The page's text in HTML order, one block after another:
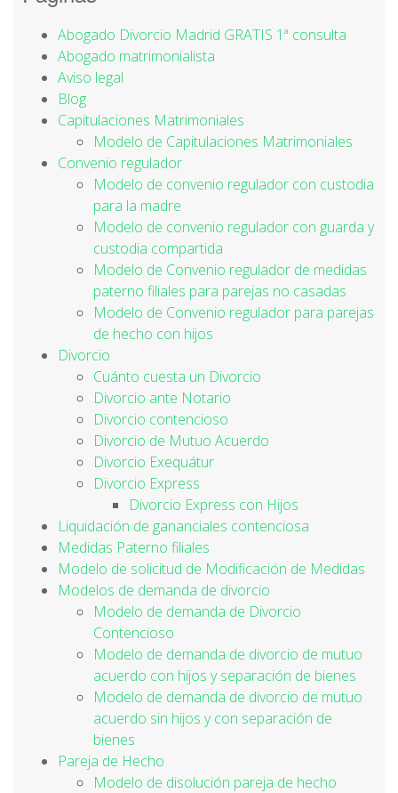
Abogado Divorcio Madrid GRATIS 1ª consulta
Abogado matrimonialista
Aviso legal
Blog
Capitulaciones Matrimoniales
Modelo de Capitulaciones Matrimoniales
Convenio regulador
Modelo de convenio regulador con custodia
para la madre
Modelo de convenio regulador con guarda y
custodia compartida
Modelo de Convenio regulador de medidas
paterno filiales para parejas no casadas
Modelo de Convenio regulador para parejas
de hecho con hijos
Divorcio
Cuánto cuesta un Divorcio
Divorcio ante Notario
Divorcio contencioso
Divorcio de Mutuo Acuerdo
Divorcio Exequátur
Divorcio Express
Divorcio Express con Hijos
Liquidación de gananciales contenciosa
Medidas Paterno filiales
Modelo de solicitud de Modificación de Medidas
Modelos de demanda de divorcio
Modelo de demanda de Divorcio
Contencioso
Modelo de demanda de divorcio de mutuo
acuerdo con hijos y separación de bienes
Modelo de demanda de divorcio de mutuo
acuerdo sin hijos y con separación de
bienes
Pareja de Hecho
Modelo de disolución pareja de hecho